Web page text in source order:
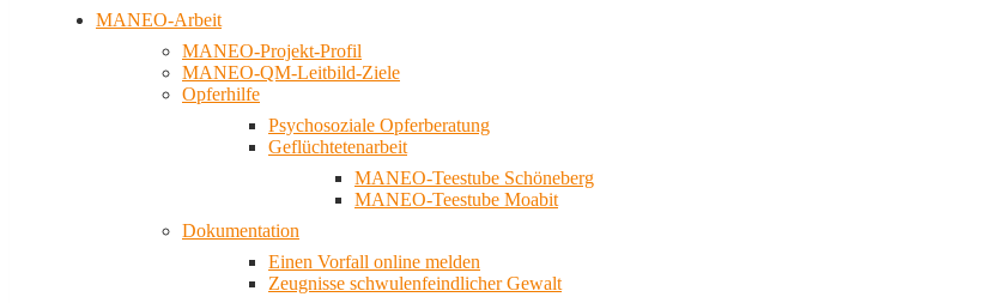
MANEO-Arbeit
MANEO-Projekt-Profil
MANEO-QM-Leitbild-Ziele
Opferhilfe
Psychosoziale Opferberatung
Geflüchtetenarbeit
MANEO-Teestube Schöneberg
MANEO-Teestube Moabit
Dokumentation
Einen Vorfall online melden
Zeugnisse schwulenfeindlicher Gewalt